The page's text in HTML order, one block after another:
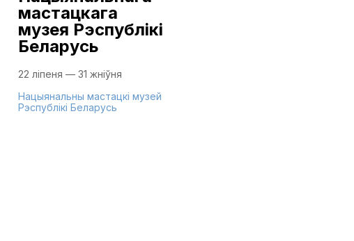
мастацкага
музея Рэспублікі
Беларусь
22 ліпеня — 31 жніўня
Нацыянальны мастацкі музей
Рэспублікі Беларусь